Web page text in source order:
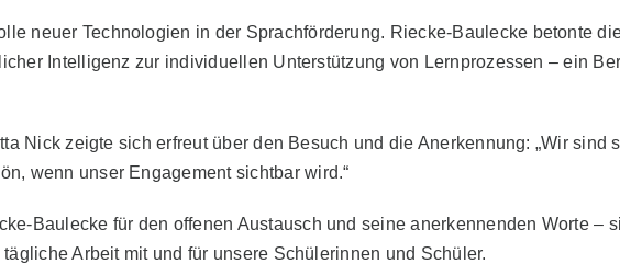
neuer Technologien in der Sprachförderung. Riecke-Baulecke betonte
Intelligenz zur individuellen Unterstützung von Lernprozessen – ein
Nick zeigte sich erfreut über den Besuch und die Anerkennung: „Wir sind
wenn unser Engagement sichtbar wird.“
Baulecke für den offenen Austausch und seine anerkennenden Worte –
Arbeit mit und für unsere Schülerinnen und Schüler.